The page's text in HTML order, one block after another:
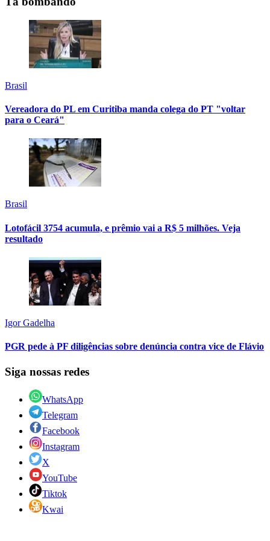
Brasil
Vereadora do PL em Curitiba manda colega do PT "voltar
para o Ceará"
Brasil
Lotofácil 3754 acumula, e prêmio vai a R$ 5 milhões. Veja
resultado
Igor Gadelha
PGR pede à PF diligências sobre denúncia contra vice de Flávio
Siga nossas redes
WhatsApp
Telegram
Facebook
Instagram
X
YouTube
Tiktok
Kwai